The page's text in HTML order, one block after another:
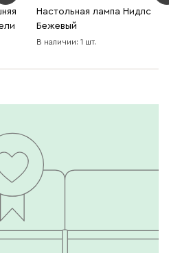
Настольная лампа Нидлс
Бежевый
В наличии: 1 шт.